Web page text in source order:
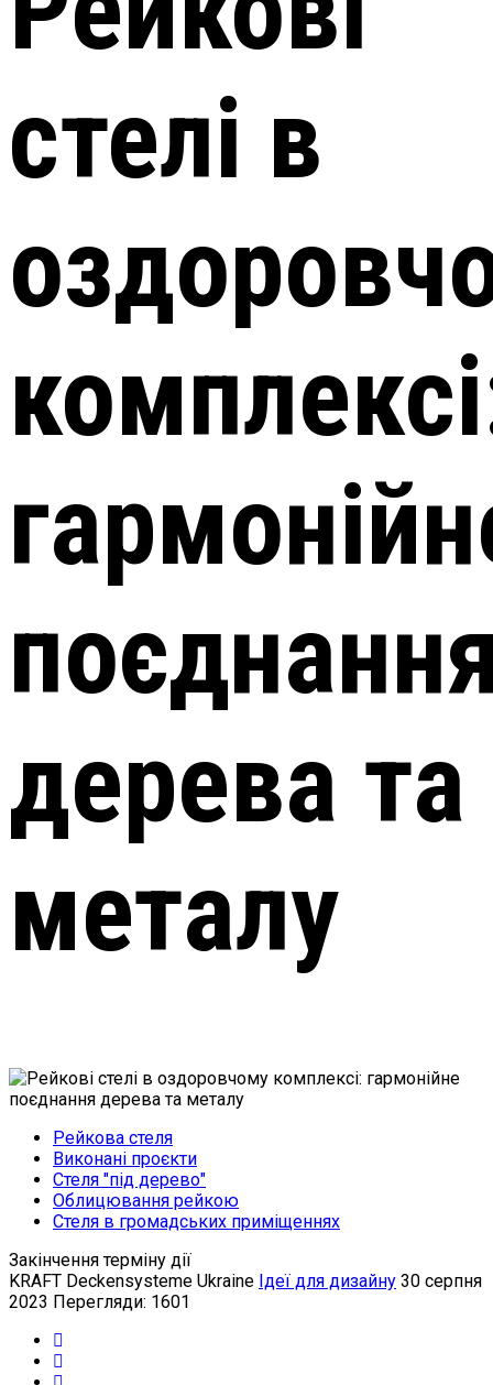
стелі в
дерева та
металу
Рейкова стеля
Виконані проєкти
Стеля "під дерево"
Облицювання рейкою
Стеля в громадських приміщеннях
Закінчення терміну дії
KRAFT Deckensysteme Ukraine Ідеї для дизайну 30 серпня
2023 Перегляди: 1601